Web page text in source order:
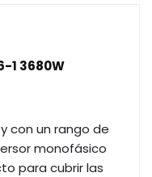
1 3680W
con un rango de
monofásico
para cubrir las